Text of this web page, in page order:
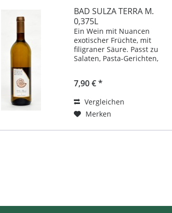
BAD SULZA TERRA M.
0,375L
Ein Wein mit Nuancen
exotischer Früchte, mit
filigraner Säure. Passt zu
Salaten, Pasta-Gerichten,
Sonneneinstrahlung schützen
M von Weingut Bad Sulza
0,375 l...
7,90 € *
Vergleichen
Merken